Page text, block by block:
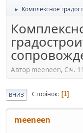
► Комплексное
Автор meeneen, Січ.
ВНИЗ Сторінок 1
meeneen